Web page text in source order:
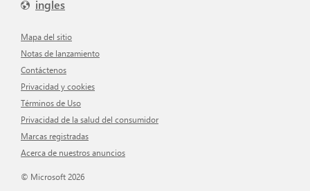
ingles
mapa del sitio
Notas de lanzamiento
Contáctenos
Privacidad y cookies
Términos de Uso
Privacidad de la salud del consumidor
Marcas registradas
Acerca de nuestros anuncios
© Microsoft 2026